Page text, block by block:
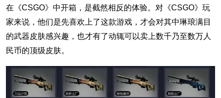
在《CSGO》中开箱，是截然相反的体验。对《CSGO》玩
家来说，他们是先喜欢上了这款游戏，才会对其中琳琅满目
的武器皮肤感兴趣，也才有了动辄可以卖上数千乃至数万人
民币的顶级皮肤。